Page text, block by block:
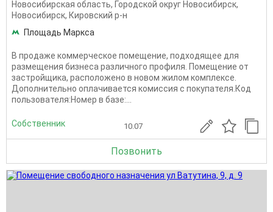
Новосибирская область, Городской округ Новосибирск,
Новосибирск, Кировский р-н
Площадь Маркса
В продаже коммерческое помещение, подходящее для
размещения бизнеса различного профиля. Помещение от
застройщика, расположено в новом жилом комплексе.
Дополнительно оплачивается комиссия с покупателя.Код
пользователя:Номер в базе:...
Собственник 10.07
Позвонить